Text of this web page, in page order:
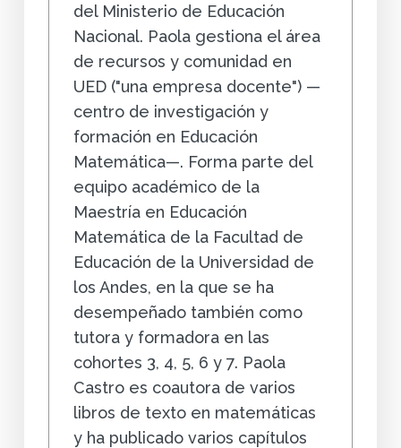
del Ministerio de Educación
Nacional. Paola gestiona el área
de recursos y comunidad en
UED ("una empresa docente") —
centro de investigación y
formación en Educación
Matemática—. Forma parte del
equipo académico de la
Maestría en Educación
Matemática de la Facultad de
Educación de la Universidad de
los Andes, en la que se ha
desempeñado también como
tutora y formadora en las
cohortes 3, 4, 5, 6 y 7. Paola
Castro es coautora de varios
libros de texto en matemáticas
y ha publicado varios capítulos